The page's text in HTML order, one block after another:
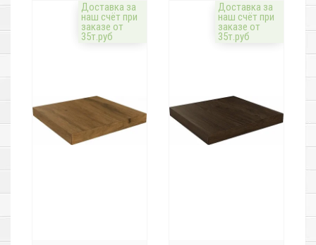
Доставка за
наш счёт при
заказе от
35т.руб
Доставка за
наш счёт при
заказе от
35т.руб